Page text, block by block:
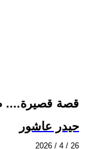
قصة قصيرة....
حيدر عاشور
2026 / 4 / 26